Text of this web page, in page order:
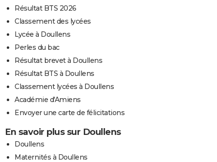
Résultat BTS 2026
Classement des lycées
Lycée à Doullens
Perles du bac
Résultat brevet à Doullens
Résultat BTS à Doullens
Classement lycées à Doullens
Académie d'Amiens
Envoyer une carte de félicitations
En savoir plus sur Doullens
Doullens
Maternités à Doullens